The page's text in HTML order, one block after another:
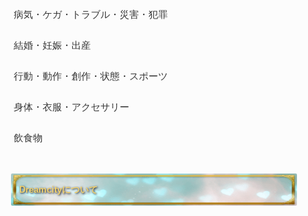
病気・ケガ・トラブル・災害・犯罪
結婚・妊娠・出産
行動・動作・創作・状態・スポーツ
身体・衣服・アクセサリー
飲食物
Dreamcityについて